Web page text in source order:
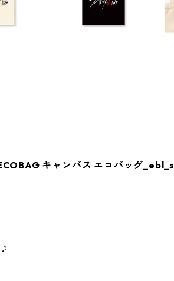
キャンバス エコバッグ